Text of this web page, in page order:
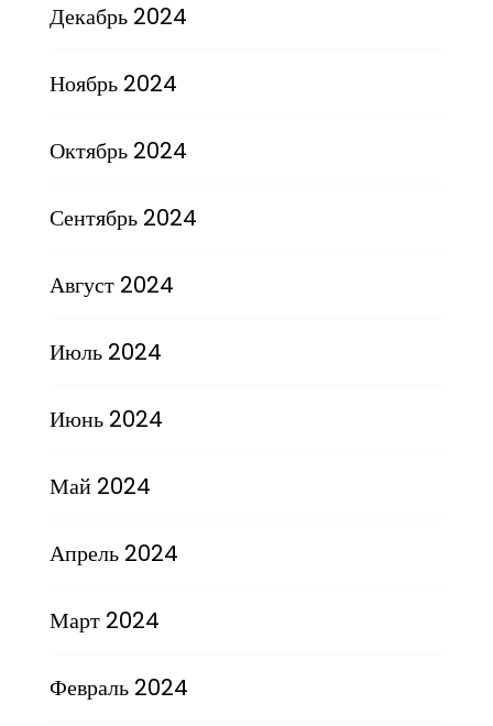
Декабрь 2024
Ноябрь 2024
Октябрь 2024
Сентябрь 2024
Август 2024
Июль 2024
Июнь 2024
Май 2024
Апрель 2024
Март 2024
Февраль 2024